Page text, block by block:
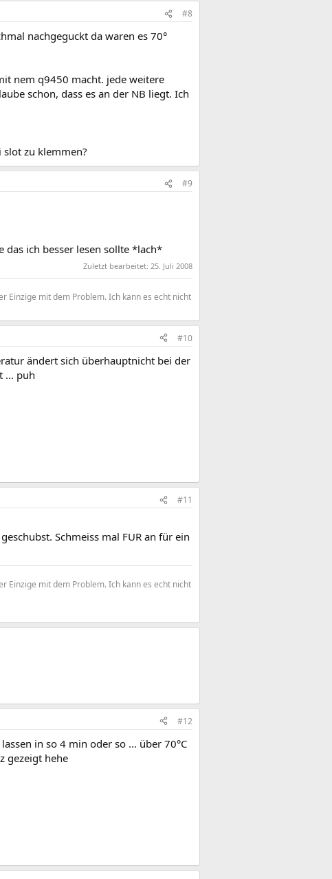
#8
nachgeguckt da waren es 70°
nem q9450 macht. jede weitere
schon, dass es an der NB liegt. Ich
zu klemmen?
#9
das ich besser lesen sollte *lach*
Zuletzt bearbeitet: 25. Juli 2008
Einzige mit dem Problem. Ich kann es echt nicht
#10
ändert sich überhauptnicht bei der
... puh
#11
Schmeiss mal FUR an für ein
Einzige mit dem Problem. Ich kann es echt nicht
#12
in so 4 min oder so ... über 70°C
gezeigt hehe